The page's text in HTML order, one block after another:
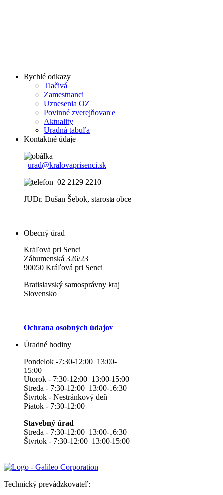
Rychlé odkazy
Tlačivá
Zamestnanci
Uznesenia OZ
Povinné zverejňovanie
Aktuality
Uradná tabuľa
Kontaktné údaje
urad@kralovaprisenci.sk
02 2129 2210
JUDr. Dušan Šebok, starosta obce
Obecný úrad
Kráľová pri Senci
Záhumenská 326/23
90050 Kráľová pri Senci
Bratislavský samosprávny kraj
Slovensko
Ochrana osobných údajov
Úradné hodiny
Pondelok -7:30-12:00 13:00-
15:00
Utorok - 7:30-12:00 13:00-15:00
Streda - 7:30-12:00 13:00-16:30
Štvrtok - Nestránkový deň
Piatok - 7:30-12:00
Stavebný úrad
Streda - 7:30-12:00 13:00-16:30
Štvrtok - 7:30-12:00 13:00-15:00
Technický prevádzkovateľ: